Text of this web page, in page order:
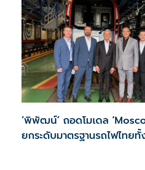
‘พิพัฒน์’ ถอดโมเดล
ยกระดับมาตรฐานรถไฟไทยทั้